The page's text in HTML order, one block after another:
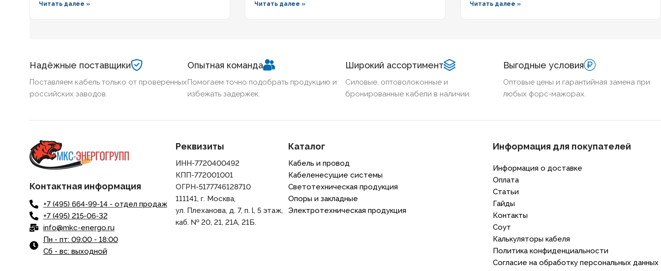
трассы для доставки и чем версия с индексом нг
Читать далее »
грунтовых вод и требований к надёжности. Разберём
Читать далее »
технические характеристики алюминиевых
Читать далее »
Надёжные поставщики
Поставляем кабель только от проверенных
российских заводов.
Опытная команда
Помогаем точно подобрать продукцию и
избежать задержек.
Широкий ассортимент
Силовые, оптоволоконные и
бронированные кабели в наличии.
Выгодные условия
Оптовые цены и гарантийная замена при
любых форс-мажорах.
Контактная информация
+7 (495) 664-99-14 - отдел продаж
+7 (495) 215-06-32
info@mkc-energo.ru
Пн - пт: 09:00 - 18:00
Сб - вс: выходной
Реквизиты
ИНН-7720400492
КПП-772001001
ОГРН-5177746128710
111141, г. Москва,
ул. Плеханова, д. 7, п. l, 5 этаж,
каб. № 20, 21, 21A, 21Б.
Каталог
Кабель и провод
Кабеленесущие системы
Светотехническая продукция
Опоры и закладные
Электротехническая продукция
Информация для покупателей
Информация о доставке
Оплата
Статьи
Гайды
Контакты
Соут
Калькуляторы кабеля
Политика конфиденциальности
Согласие на обработку персональных данных